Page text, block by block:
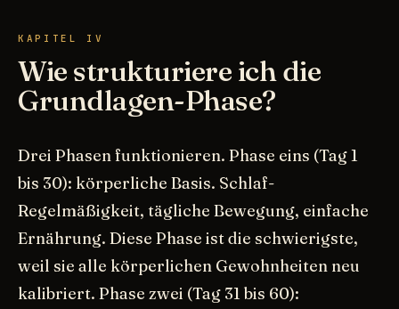
KAPITEL IV
Wie strukturiere ich die
Grundlagen-Phase?
Drei Phasen funktionieren. Phase eins (Tag 1
bis 30): körperliche Basis. Schlaf-
Regelmäßigkeit, tägliche Bewegung, einfache
Ernährung. Diese Phase ist die schwierigste,
weil sie alle körperlichen Gewohnheiten neu
kalibriert. Phase zwei (Tag 31 bis 60):